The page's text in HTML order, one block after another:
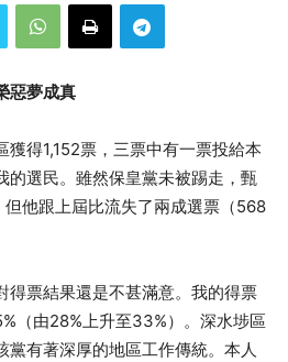
惡夢成真
得1,152票，三票中有一票投給本
的選民。雖然保皇黨未被踢走，甄
他跟上屆比流失了兩成選票（568
得票結果還是不甚滿意。我的得票
（由28%上升至33%）。深水埗區
黨有著深厚的地區工作傳統。本人